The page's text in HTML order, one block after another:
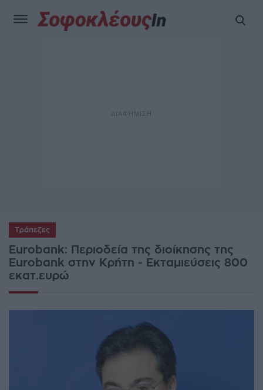
Τράπεζες
Eurobank: Περιοδεία της διοίκησης της
Eurobank στην Κρήτη - Εκταμιεύσεις 800
εκατ.ευρώ